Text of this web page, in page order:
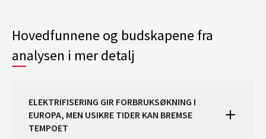
Hovedfunnene og budskapene fra
analysen i mer detalj
ELEKTRIFISERING GIR FORBRUKSØKNING I
EUROPA, MEN USIKRE TIDER KAN BREMSE
TEMPOET